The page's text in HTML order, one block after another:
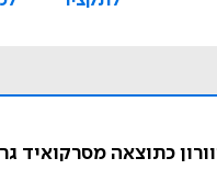
כתוצאה מסרקואיד